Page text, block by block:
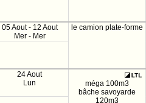
05 Aout - 12 Aout
Mer - Mer
le camion plate-forme
24 Aout
Lun
méga 100m3
bâche savoyarde
120m3